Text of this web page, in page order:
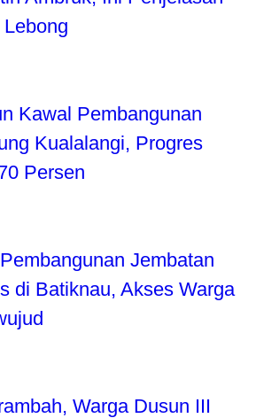
Kawal Pembangunan
Kualalangi, Progres
Persen
Jembatan
di Batiknau, Akses Warga
Warga Dusun III